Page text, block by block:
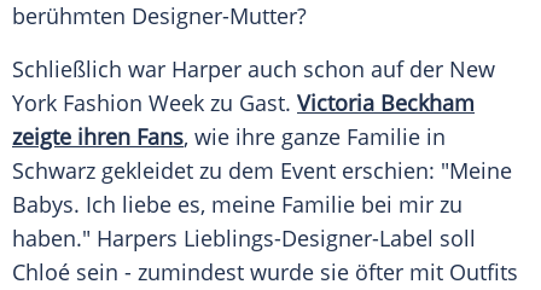
berühmten Designer-Mutter?
Schließlich war Harper auch schon auf der New
York Fashion Week zu Gast. Victoria Beckham
zeigte ihren Fans, wie ihre ganze Familie in
Schwarz gekleidet zu dem Event erschien: "Meine
Babys. Ich liebe es, meine Familie bei mir zu
haben." Harpers Lieblings-Designer-Label soll
Chloé sein - zumindest wurde sie öfter mit Outfits